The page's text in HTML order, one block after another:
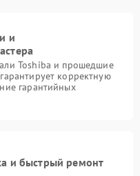
и
Toshiba и прошедшие
корректную
гарантийных
и быстрый ремонт